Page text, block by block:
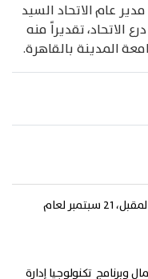
عام الاتحاد السيد
الاتحاد، تقديراً منه
المدينة بالقاهرة.
بداية الدراسة رسميًا يوم الأحد المقبل، 21 سبتمبر لعام
وبرنامج تكنولوجيا إدارة